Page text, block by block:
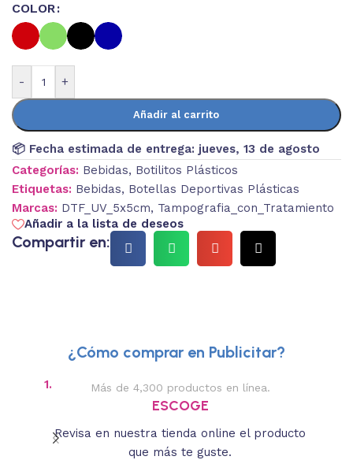
COLOR
- +
Añadir al carrito
📦 Fecha estimada de entrega: jueves, 13 de agosto
Categorías: Bebidas, Botilitos Plásticos
Etiquetas: Bebidas, Botellas Deportivas Plásticas
Marcas: DTF_UV_5x5cm, Tampografia_con_Tratamiento
Añadir a la lista de deseos
Compartir en:
¿Cómo comprar en Publicitar?
1. Más de 4,300 productos en línea.
ESCOGE
Revisa en nuestra tienda online el producto
que más te guste.